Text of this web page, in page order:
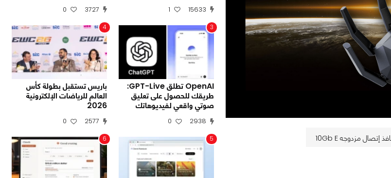
15633
1
3727
0
3
OpenAI تطلق GPT-Live:
طريقك للحصول على تعليق
صوتي واقعي لفيديوهاتك
2938
0
4
باريس تستقبل بطولة كأس
العالم للرياضات الإلكترونية
2026
2577
0
5
6